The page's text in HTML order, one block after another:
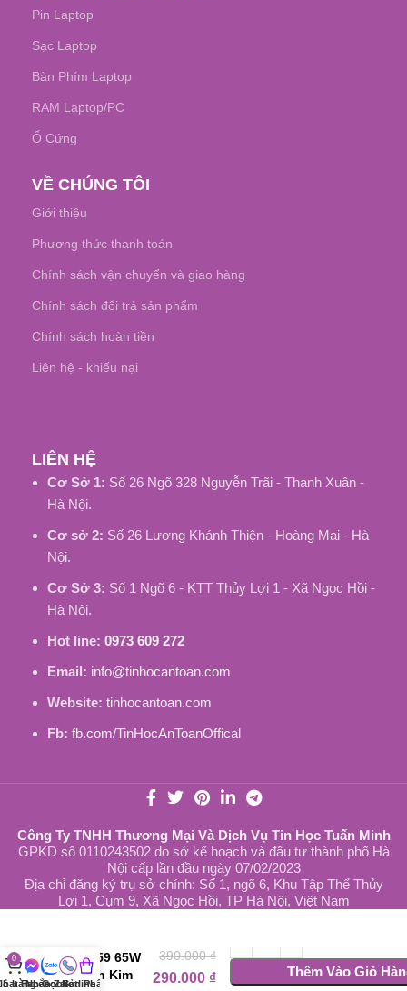
Pin Laptop
Sạc Laptop
Bàn Phím Laptop
RAM Laptop/PC
Ổ Cứng
VỀ CHÚNG TÔI
Giới thiệu
Phương thức thanh toán
Chính sách vận chuyển và giao hàng
Chính sách đổi trả sản phẩm
Chính sách hoàn tiền
Liên hệ - khiếu nại
LIÊN HỆ
Cơ Sở 1: Số 26 Ngõ 328 Nguyễn Trãi - Thanh Xuân -
Hà Nội.
Cơ sở 2: Số 26 Lương Khánh Thiện - Hoàng Mai - Hà
Nội.
Cơ Sở 3: Số 1 Ngõ 6 - KTT Thủy Lợi 1 - Xã Ngọc Hồi -
Hà Nội.
Hot line: 0973 609 272
Email: info@tinhocantoan.com
Website: tinhocantoan.com
Fb: fb.com/TinHocAnToanOffical
Công Ty TNHH Thương Mại Và Dịch Vụ Tin Học Tuấn Minh
GPKD số 0110243502 do sở kế hoạch và đầu tư thành phố Hà
Nội cấp lần đầu ngày 07/02/2023
Địa chỉ đăng ký trụ sở chính: Số 1, ngõ 6, Khu Tập Thể Thủy
Lợi 1, Cụm 9, Xã Ngọc Hồi, TP Hà Nội, Việt Nam
N5559 65W
Chân Kim
390.000₫
290.000 ₫ Thêm Vào Giỏ
0
hàng
Facebook
Nhắn Zalo
Gọi hotline
Sản Phẩm